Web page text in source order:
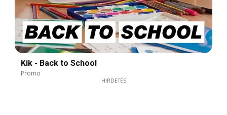
Kik - Back to School
Promo
HIRDETÉS